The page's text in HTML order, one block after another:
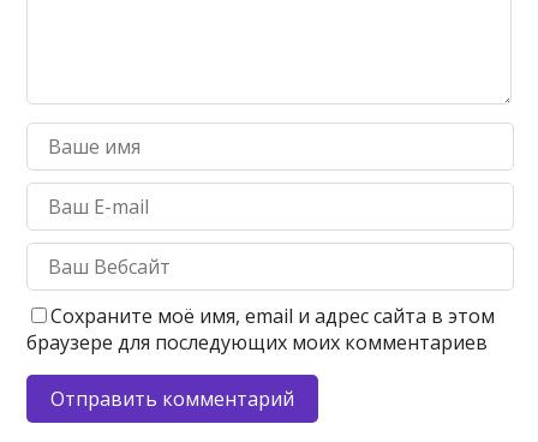
Сохраните моё имя, email и адрес сайта в этом
браузере для последующих моих комментариев